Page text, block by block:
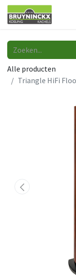
Alle producten
Triangle HiFi